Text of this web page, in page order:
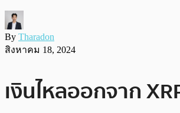
By Tharadon
สิงหาคม 18, 2024
เงินไหลออกจาก